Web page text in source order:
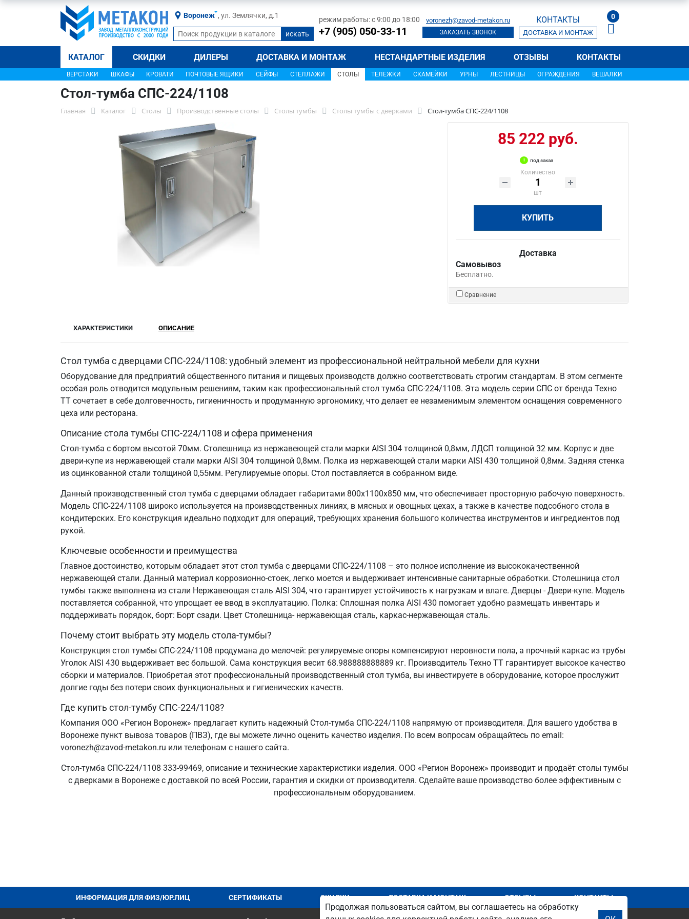
Воронеж , ул. Землячки, д.1 режим работы: с 9:00 до 18:00
+7 (905) 050-33-11
voronezh@zavod-metakon.ru
ЗАКАЗАТЬ ЗВОНОК
КОНТАКТЫ
ДОСТАВКА И МОНТАЖ
0
КАТАЛОГ СКИДКИ ДИЛЕРЫ ДОСТАВКА И МОНТАЖ НЕСТАНДАРТНЫЕ ИЗДЕЛИЯ ОТЗЫВЫ КОНТАКТЫ
ВЕРСТАКИ ШКАФЫ КРОВАТИ ПОЧТОВЫЕ ЯЩИКИ СЕЙФЫ СТЕЛЛАЖИ СТОЛЫ ТЕЛЕЖКИ СКАМЕЙКИ УРНЫ ЛЕСТНИЦЫ ОГРАЖДЕНИЯ ВЕШАЛКИ
Стол-тумба СПС-224/1108
Главная Каталог Столы Производственные столы Столы тумбы Столы тумбы с дверками Стол-тумба СПС-224/1108
85 222 руб.
под заказ
Количество
шт
КУПИТЬ
Доставка
Самовывоз
Бесплатно.
Сравнение
ХАРАКТЕРИСТИКИ ОПИСАНИЕ
Стол тумба с дверцами СПС-224/1108: удобный элемент из профессиональной нейтральной мебели для кухни
Оборудование для предприятий общественного питания и пищевых производств должно соответствовать строгим стандартам. В этом сегменте
особая роль отводится модульным решениям, таким как профессиональный стол тумба СПС-224/1108. Эта модель серии СПС от бренда Техно
ТТ сочетает в себе долговечность, гигиеничность и продуманную эргономику, что делает ее незаменимым элементом оснащения современного
цеха или ресторана.
Описание стола тумбы СПС-224/1108 и сфера применения
Стол-тумба с бортом высотой 70мм. Столешница из нержавеющей стали марки AISI 304 толщиной 0,8мм, ЛДСП толщиной 32 мм. Корпус и две
двери-купе из нержавеющей стали марки AISI 304 толщиной 0,8мм. Полка из нержавеющей стали марки AISI 430 толщиной 0,8мм. Задняя стенка
из оцинкованной стали толщиной 0,55мм. Регулируемые опоры. Стол поставляется в собранном виде.
Данный производственный стол тумба с дверцами обладает габаритами 800х1100х850 мм, что обеспечивает просторную рабочую поверхность.
Модель СПС-224/1108 широко используется на производственных линиях, в мясных и овощных цехах, а также в качестве подсобного стола в
кондитерских. Его конструкция идеально подходит для операций, требующих хранения большого количества инструментов и ингредиентов под
рукой.
Ключевые особенности и преимущества
Главное достоинство, которым обладает этот стол тумба с дверцами СПС-224/1108 – это полное исполнение из высококачественной
нержавеющей стали. Данный материал коррозионно-стоек, легко моется и выдерживает интенсивные санитарные обработки. Столешница стол
тумбы также выполнена из стали Нержавеющая сталь AISI 304, что гарантирует устойчивость к нагрузкам и влаге. Дверцы - Двери-купе. Модель
поставляется собранной, что упрощает ее ввод в эксплуатацию. Полка: Сплошная полка AISI 430 помогает удобно размещать инвентарь и
поддерживать порядок, борт: Борт сзади. Цвет Столешница- нержавеющая сталь, каркас-нержавеющая сталь.
Почему стоит выбрать эту модель стола-тумбы?
Конструкция стол тумбы СПС-224/1108 продумана до мелочей: регулируемые опоры компенсируют неровности пола, а прочный каркас из трубы
Уголок AISI 430 выдерживает вес большой. Сама конструкция весит 68.988888888889 кг. Производитель Техно ТТ гарантирует высокое качество
сборки и материалов. Приобретая этот профессиональный производственный стол тумба, вы инвестируете в оборудование, которое прослужит
долгие годы без потери своих функциональных и гигиенических качеств.
Где купить стол-тумбу СПС-224/1108?
Компания ООО «Регион Воронеж» предлагает купить надежный Стол-тумба СПС-224/1108 напрямую от производителя. Для вашего удобства в
Воронеже пункт вывоза товаров (ПВЗ), где вы можете лично оценить качество изделия. По всем вопросам обращайтесь по email:
voronezh@zavod-metakon.ru или телефонам с нашего сайта.
Стол-тумба СПС-224/1108 333-99469, описание и технические характеристики изделия. ООО «Регион Воронеж» производит и продаёт столы тумбы
с дверками в Воронеже с доставкой по всей России, гарантия и скидки от производителя. Сделайте ваше производство более эффективным с
профессиональным оборудованием.
ИНФОРМАЦИЯ ДЛЯ ФИЗ/ЮР.ЛИЦ СЕРТИФИКАТЫ СКИДКИ ДОСТАВКА И МОНТАЖ ОТЗЫВЫ КОНТАКТЫ
Продолжая пользоваться сайтом, вы соглашаетесь на обработку